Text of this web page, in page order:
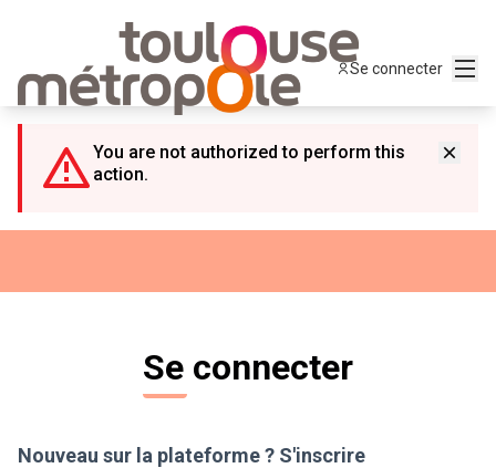
Se connecter
You are not authorized to perform this
action.
Se connecter
Nouveau sur la plateforme ? S'inscrire